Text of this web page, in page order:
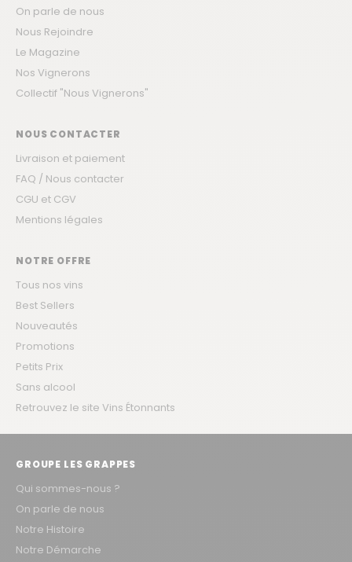
On parle de nous
Nous Rejoindre
Le Magazine
Nos Vignerons
Collectif "Nous Vignerons"
NOUS CONTACTER
Livraison et paiement
FAQ / Nous contacter
CGU et CGV
Mentions légales
NOTRE OFFRE
Tous nos vins
Best Sellers
Nouveautés
Promotions
Petits Prix
Sans alcool
Retrouvez le site Vins Étonnants
GROUPE LES GRAPPES
Qui sommes-nous ?
On parle de nous
Notre Histoire
Notre Démarche